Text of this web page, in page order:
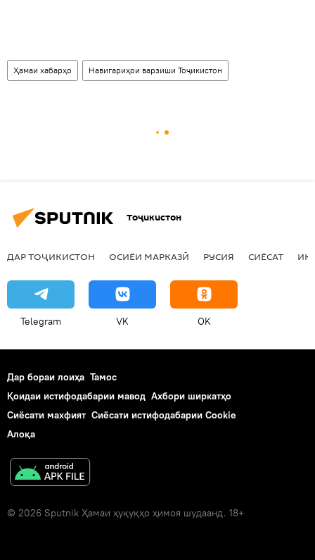
Ҳамаи хабарҳо Навигариҳои варзиши Тоҷикистон
Тоҷикистон
ДАР ТОҶИКИСТОН ОСИЁИ МАРКАЗӢ РУСИЯ СИЁСАТ
Telegram VK OK
Дар бораи лоиҳа Тамос
Қоидаи истифодабарии мавод Ахбори ширкатҳо
Сиёсати махфият Сиёсати истифодабарии Cookie
Алоқа
© 2026 Sputnik Ҳамаи ҳуқуқҳо ҳимоя шудаанд. 18+